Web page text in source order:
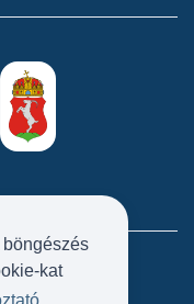
böngészés
kat